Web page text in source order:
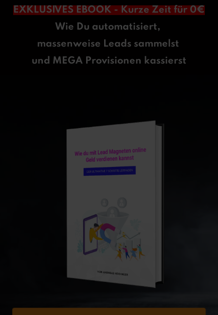
EXKLUSIVES EBOOK - Kurze Zeit für 0€
Wie Du automatisiert,
massenweise Leads sammelst
und MEGA Provisionen kassierst